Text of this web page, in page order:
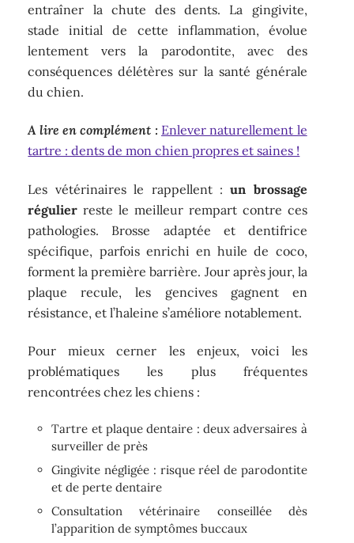
entraîner la chute des dents. La gingivite,
stade initial de cette inflammation, évolue
lentement vers la parodontite, avec des
conséquences délétères sur la santé générale
du chien.
A lire en complément : Enlever naturellement le
tartre : dents de mon chien propres et saines !
Les vétérinaires le rappellent :un brossage
régulier reste le meilleur rempart contre ces
pathologies. Brosse adaptée et dentifrice
spécifique, parfois enrichi en huile de coco,
forment la première barrière. Jour après jour, la
plaque recule, les gencives gagnent en
résistance, et l’haleine s’améliore notablement.
Pour mieux cerner les enjeux, voici les
problématiques les plus fréquentes
rencontrées chez les chiens :
Tartre et plaque dentaire : deux adversaires à
surveiller de près
Gingivite négligée : risque réel de parodontite
et de perte dentaire
Consultation vétérinaire conseillée dès
l’apparition de symptômes buccaux